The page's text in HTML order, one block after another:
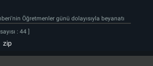
Öğretmenler günü dolayısıyla beyanatı
: 44 ]
zip